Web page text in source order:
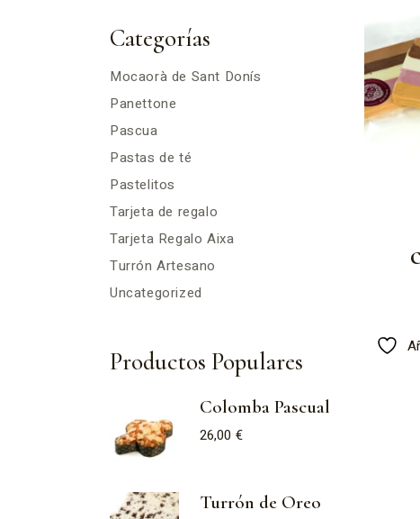
Categorías
Mocaorà de Sant Donís
Panettone
Pascua
Pastas de té
Pastelitos
Tarjeta de regalo
Tarjeta Regalo Aixa
Turrón Artesano
Uncategorized
Productos Populares
Colomba Pascual
26,00 €
Turrón de Oreo